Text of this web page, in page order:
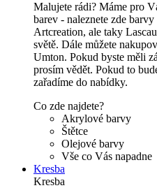
Malujete rádi? Máme pro
barev - naleznete zde
Artcreation, ale taky
světě. Dále můžete
Umton. Pokud byste měli
prosím vědět. Pokud to
zařadíme do nabídky.
Co zde najdete?
Akrylové barvy
Štětce
Olejové barvy
Vše co Vás napadne
Kresba
Kresba